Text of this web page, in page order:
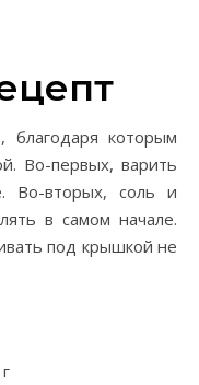
Во-первых, варить
Во-вторых, соль и
в самом начале.
под крышкой не